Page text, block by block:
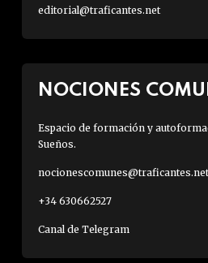
editorial@traficantes.net
NOCIONES
Espacio de formación y
Sueños.
nocionescomunes@traficantes.net
+34 630662527
Canal de Telegram